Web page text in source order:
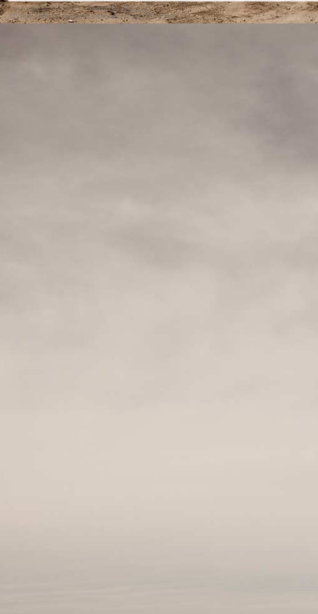
Copyright © 2012-2026 · Powered byDVB.UZ
DVB & MHP are registered trademarks of the DVB Project.